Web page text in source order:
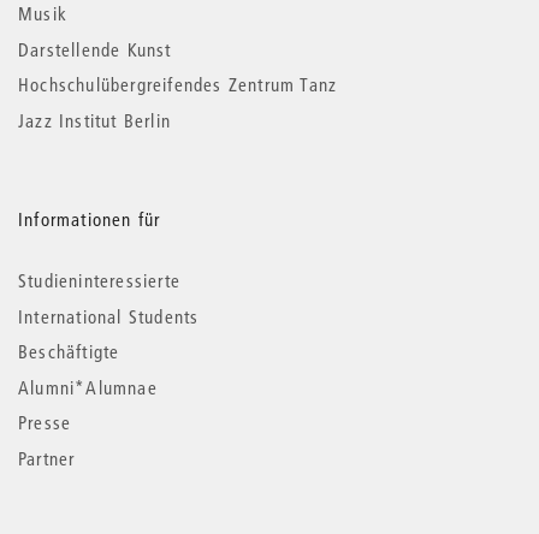
Musik
Darstellende Kunst
Hochschulübergreifendes Zentrum Tanz
Jazz Institut Berlin
Informationen für
Studieninteressierte
International Students
Beschäftigte
Alumni*Alumnae
Presse
Partner